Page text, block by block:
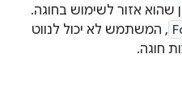
שהוא אזור לשימוש בחוגה.
, המשתמש לא יכול לנווט
חוגה.